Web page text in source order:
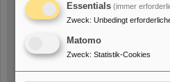
Blog Beam On
Menschen
Essentials (immer
Zweck: Unbedingt
Matomo
Zweck: Statistik-Cookies